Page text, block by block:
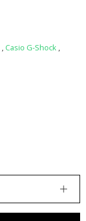
, Casio G-Shock ,